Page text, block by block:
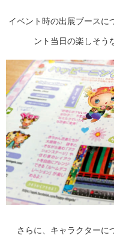
イベント時の出展ブースに
ント当日の楽しそう
さらに、キャラクターに